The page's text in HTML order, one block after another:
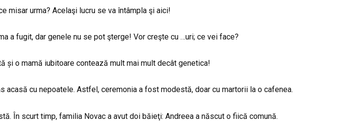
misar urma? Acelaşi lucru se va întâmpla şi aici!
a fugit, dar genele nu se pot şterge! Vor creşte cu …uri; ce vei face?
și o mamă iubitoare contează mult mai mult decât genetica!
acasă cu nepoatele. Astfel, ceremonia a fost modestă, doar cu martorii la o cafenea.
În scurt timp, familia Novac a avut doi băieţi: Andreea a născut o fiică comună.